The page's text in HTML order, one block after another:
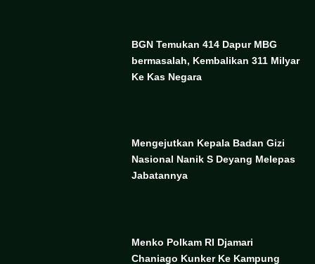
BGN Temukan 414 Dapur MBG
bermasalah, Kembalikan 311 Milyar
Ke Kas Negara
Mengejutkan Kepala Badan Gizi
Nasional Nanik S Deyang Melepas
Jabatannya
Menko Polkam RI Djamari
Chaniago Kunker Ke Kampung